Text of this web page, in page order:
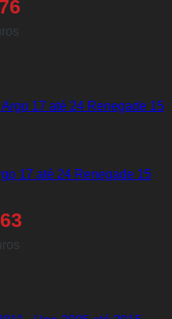
17 até 24 Renegade 15